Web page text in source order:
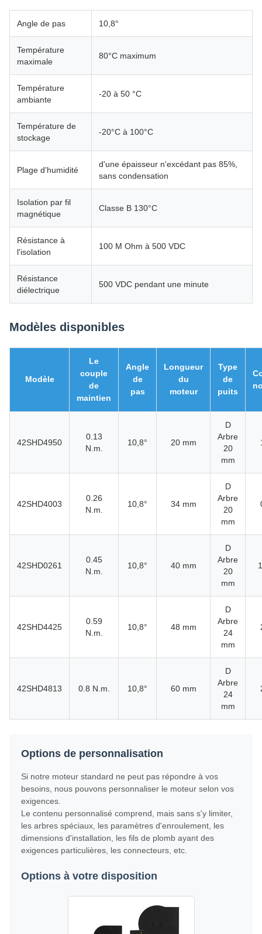
Angle de pas 10,8°
Température
maximale
80°C maximum
Température
ambiante
-20 à 50 °C
Température de
stockage
-20°C à 100°C
Plage d'humidité
d'une épaisseur n'excédant pas 85%,
sans condensation
Isolation par fil
magnétique
Classe B 130°C
Résistance à
l'isolation
100 M Ohm à 500 VDC
Résistance
diélectrique
500 VDC pendant une minute
Modèles disponibles
Modèle
Le
couple
de
maintien
Angle
de
pas
Longueur
du
moteur
Type
de
puits
42SHD4950
0.13
N.m.
10,8° 20 mm
D
Arbre
20
mm
42SHD4003
0.26
N.m.
10,8° 34 mm
D
Arbre
20
mm
42SHD0261
0.45
N.m.
10,8° 40 mm
D
Arbre
20
mm
42SHD4425
0.59
N.m.
10,8° 48 mm
D
Arbre
24
mm
42SHD4813 0.8 N.m. 10,8° 60 mm
D
Arbre
24
mm
Options de personnalisation
Si notre moteur standard ne peut pas répondre à vos
besoins, nous pouvons personnaliser le moteur selon vos
exigences.
Le contenu personnalisé comprend, mais sans s'y limiter,
les arbres spéciaux, les paramètres d'enroulement, les
dimensions d'installation, les fils de plomb ayant des
exigences particulières, les connecteurs, etc.
Options à votre disposition